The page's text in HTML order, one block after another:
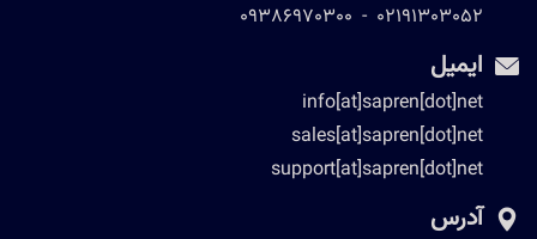
02191303052
-
09386970300
ایمیل
info[at]sapren[dot]net
sales[at]sapren[dot]net
support[at]sapren[dot]net
آدرس